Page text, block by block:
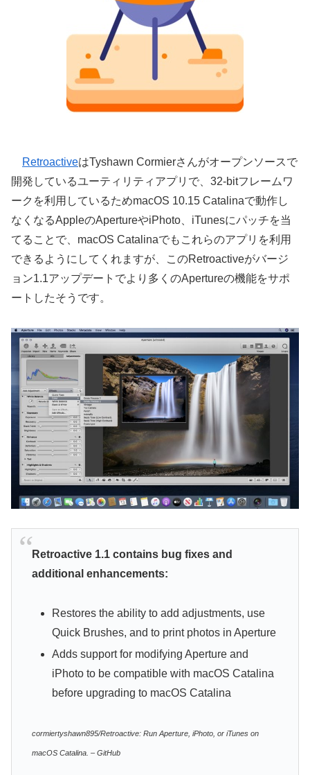
RetroactiveはTyshawn Cormierさんがオープンソースで
開発しているユーティリティアプリで、32-bitフレームワ
ークを利用しているためmacOS 10.15 Catalinaで動作し
なくなるAppleのApertureやiPhoto、iTunesにパッチを当
てることで、macOS Catalinaでもこれらのアプリを利用
できるようにしてくれますが、このRetroactiveがバージ
ョン1.1アップデートでより多くのApertureの機能をサポ
ートしたそうです。
Retroactive 1.1 contains bug fixes and
additional enhancements:
Restores the ability to add adjustments, use
Quick Brushes, and to print photos in Aperture
Adds support for modifying Aperture and
iPhoto to be compatible with macOS Catalina
before upgrading to macOS Catalina
cormiertyshawn895/Retroactive: Run Aperture, iPhoto, or iTunes on
macOS Catalina. – GitHub